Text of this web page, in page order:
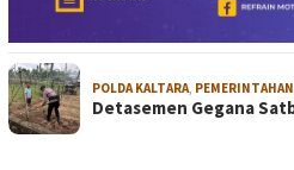
POLDA KALTARA, PEMERINTAHAN
Detasemen Gegana